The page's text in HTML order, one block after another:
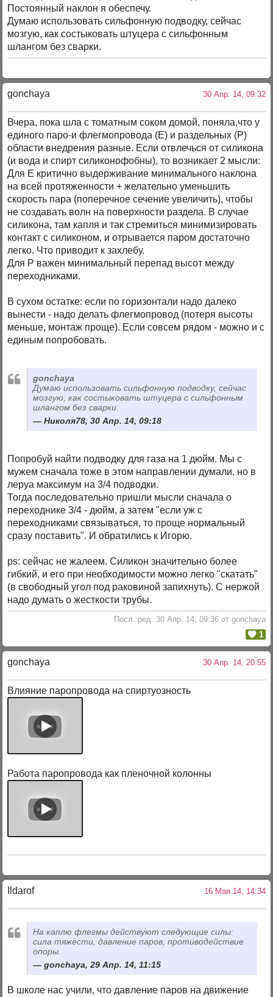
Постоянный наклон я обеспечу.
Думаю использовать сильфонную подводку, сейчас
мозгую, как состыковать штуцера с сильфонным
шлангом без сварки.
gonchaya 30 Апр. 14, 09:32
Вчера, пока шла с томатным соком домой, поняла,что у
единого паро-и флегмопровода (Е) и раздельных (Р)
области внедрения разные. Если отвлечься от силикона
(и вода и спирт силиконофобны), то возникает 2 мысли:
Для Е критично выдерживание минимального наклона
на всей протяженности + желательно уменьшить
скорость пара (поперечное сечение увеличить), чтобы
не создавать волн на поверхности раздела. В случае
силикона, там капля и так стремиться минимизировать
контакт с силиконом, и отрывается паром достаточно
легко. Что приводит к захлебу.
Для Р важен минимальный перепад высот между
переходниками.
В сухом остатке: если по горизонтали надо далеко
вынести - надо делать флегмопровод (потеря высоты
меньше, монтаж проще). Если совсем рядом - можно и с
единым попробовать.
gonchaya
Думаю использовать сильфонную подводку, сейчас
мозгую, как состыковать штуцера с сильфонным
шлангом без сварки.
Николя78, 30 Апр. 14, 09:18
Попробуй найти подводку для газа на 1 дюйм. Мы с
мужем сначала тоже в этом направлении думали, но в
леруа максимум на 3/4 подводки.
Тогда последовательно пришли мысли сначала о
переходнике 3/4 - дюйм, а затем "если уж с
переходниками связываться, то проще нормальный
сразу поставить". И обратились к Игорю.
ps: сейчас не жалеем. Силикон значительно более
гибкий, и его при необходимости можно легко "скатать"
(в свободный угол под раковиной запихнуть). С нержой
надо думать о жесткости трубы.
Посл. ред. 30 Апр. 14, 09:36 от gonchaya
1
gonchaya 30 Апр. 14, 20:55
Влияние паропровода на спиртуозность
Работа паропровода как пленочной колонны
Ildarof 16 Мая 14, 14:34
На каплю флегмы действуют следующие силы:
сила тяжести, давление паров, противодействие
опоры.
gonchaya, 29 Апр. 14, 11:15
В школе нас учили, что давление паров на движение